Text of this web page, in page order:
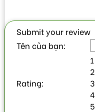
Submit your review
Tên của bạn:
Rating:
1
2
3
4
5